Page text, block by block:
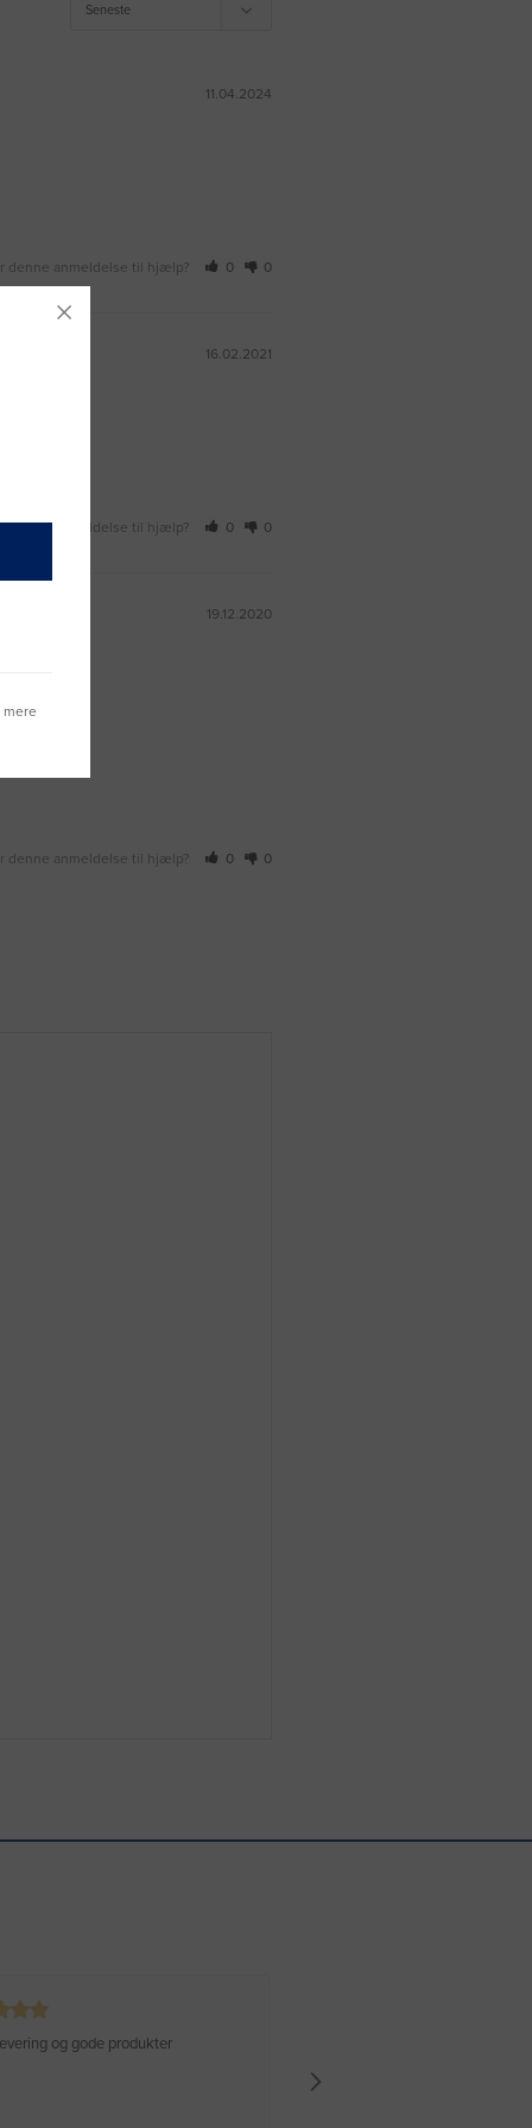
11.04.2024
denne anmeldelse til hjælp? 0 0
16.02.2021
denne anmeldelse til hjælp? 0 0
19.12.2020
denne anmeldelse til hjælp? 0 0
og gode produkter